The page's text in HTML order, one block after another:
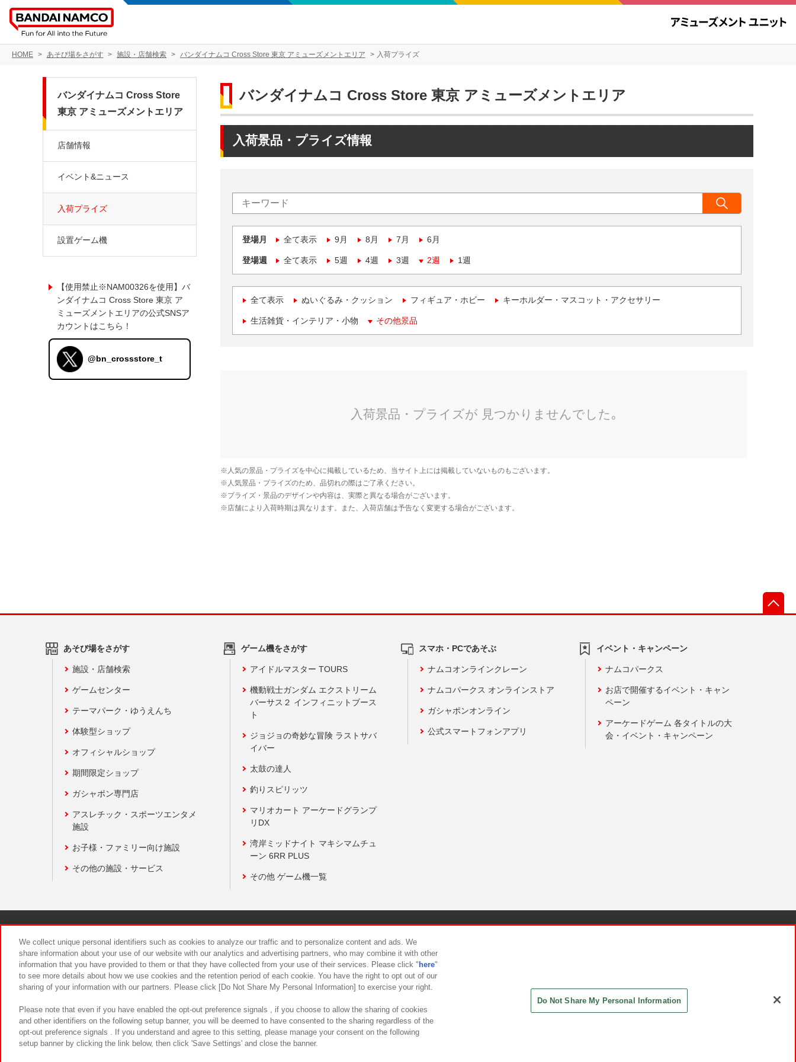
HOME あそび場をさがす 施設・店舗検索 バンダイナムコ Cross Store 東京 アミューズメントエリア 入荷プライズ
バンダイナムコ Cross Store 東京 アミューズメントエリア
入荷景品・プライズ情報
登場月 全て表示 9月 8月 7月 6月
登場週 全て表示 5週 4週 3週 2週 1週
全て表示 ぬいぐるみ・クッション フィギュア・ホビー キーホルダー・マスコット・アクセサリー
生活雑貨・インテリア・小物 その他景品
バンダイナムコ Cross Store
東京 アミューズメントエリア
店舗情報
イベント&ニュース
入荷プライズ
設置ゲーム機
【使用禁止※NAM00326を使用】バ
ンダイナムコ Cross Store 東京 ア
ミューズメントエリアの公式SNSア
カウントはこちら！
@bn_crossstore_t
あそび場をさがす
施設・店舗検索
ゲームセンター
テーマパーク・ゆうえんち
体験型ショップ
オフィシャルショップ
期間限定ショップ
ガシャポン専門店
アスレチック・スポーツエンタメ
施設
お子様・ファミリー向け施設
その他の施設・サービス
ゲーム機をさがす
アイドルマスター TOURS
機動戦士ガンダム エクストリーム
バーサス２ インフィニットブース
ト
ジョジョの奇妙な冒険 ラストサバ
イバー
太鼓の達人
釣りスピリッツ
マリオカート アーケードグランプ
リDX
湾岸ミッドナイト マキシマムチュ
ーン 6RR PLUS
その他 ゲーム機一覧
スマホ・PCであそぶ
ナムコオンラインクレーン
ナムコパークス オンラインストア
ガシャポンオンライン
公式スマートフォンアプリ
イベント・キャンペーン
ナムコパークス
お店で開催するイベント・キャン
ペーン
アーケードゲーム 各タイトルの大
会・イベント・キャンペーン
食品のご提供について カスタマーハラスメント対応方針
We collect unique personal identifiers such as cookies to analyze our traffic and to personalize content and ads. We
share information about your use of our website with our analytics and advertising partners, who may combine it with other
information that you have provided to them or that they have collected from your use of their services. Please click " here"
to see more details about how we use cookies and the retention period of each cookie. You have the right to opt out of our
sharing of your information with our partners. Please click [Do Not Share My Personal Information] to exercise your right.
Please note that even if you have enabled the opt-out preference signals , if you choose to allow the sharing of cookies
and other identifiers on the following setup banner, you will be deemed to have consented to the sharing regardless of the
opt-out preference signals . If you understand and agree to this setting, please manage your consent on the following
setup banner by clicking the link below, then click 'Save Settings' and close the banner.
Do Not Share My Personal Information